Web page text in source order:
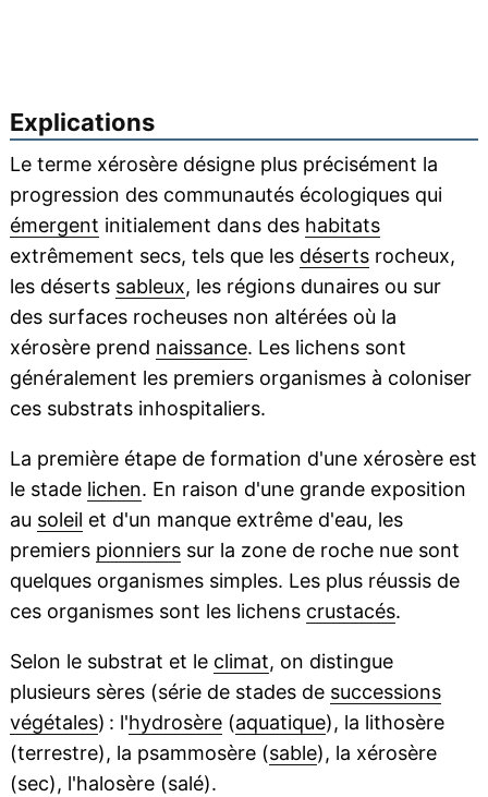
Explications
Le terme xérosère désigne plus précisément la
progression des communautés écologiques qui
émergent initialement dans des habitats
extrêmement secs, tels que les désertsrocheux,
les déserts sableux, les régions dunaires ou sur
des surfaces rocheuses non altérées où la
xérosère prend naissance. Les lichens sont
généralement les premiers organismes à coloniser
ces substrats inhospitaliers.
La première étape de formation d'une xérosère est
le stade lichen. En raison d'une grande exposition
au soleil et d'un manque extrême d'eau, les
premiers pionnierssur la zone de roche nue sont
quelques organismes simples. Les plus réussis de
ces organismes sont les lichens crustacés.
Selon le substrat et le climat, on distingue
plusieurs sères (série de stades de successions
végétales) : l'hydrosère(aquatique), la lithosère
(terrestre), la psammosère (sable), la xérosère
(sec), l'halosère (salé).